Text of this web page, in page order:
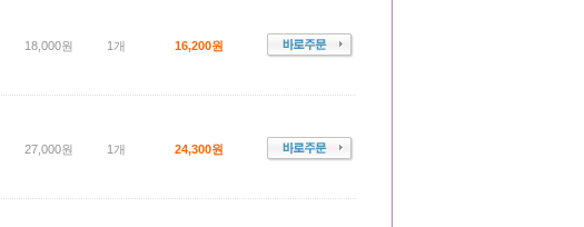
18,000원 1개 16,200원
27,000원 1개 24,300원